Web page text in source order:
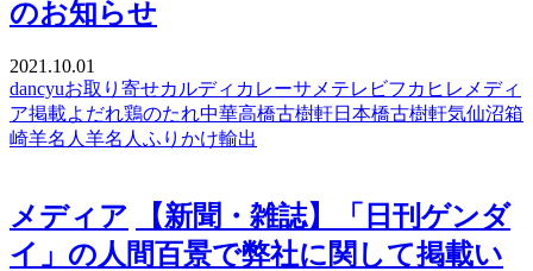
のお知らせ
2021.10.01
dancyuお取り寄せカルディ カレーサメ テレビフカヒレ メディ
ア掲載よだれ鶏のたれ中華高橋古樹軒日本橋古樹軒気仙沼箱
崎羊名人 羊名人ふりかけ輸出
メディア
【新聞・雑誌】「日刊ゲンダ
イ」の人間百景で弊社に関して掲載い